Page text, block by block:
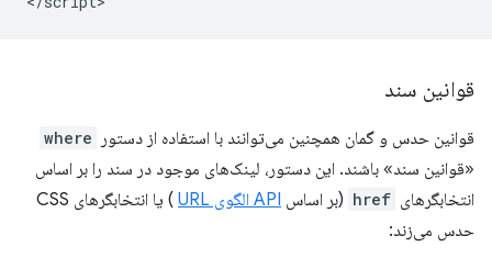
قوانین سند
قوانین حدس و گمان همچنین می‌توانند با استفاده از دستور where
«قوانین سند» باشند. این دستور، لینک‌های موجود در سند را بر اساس
انتخابگرهای href (بر اساس API الگوی URL
) یا انتخابگرهای CSS
حدس می‌زند: